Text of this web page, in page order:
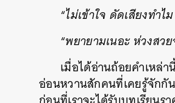
“ไม่เข้าใจ ดัดเสียงทำไ
“พยายามเนอะ ห่วงสว
เมื่อได้อ่านถ้อยคำเหล่
อ่อนหวานสักคนที่เคยรู้จักกั